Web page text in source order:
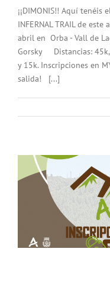
¡¡DIMONIS!! Aquí
INFERNAL TRAIL de
abril en Orba - Vall de
Gorsky Distancias: 45k,
y 15k. Inscripciones en
salida! [...]